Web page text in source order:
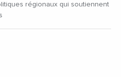
régionaux qui soutiennent